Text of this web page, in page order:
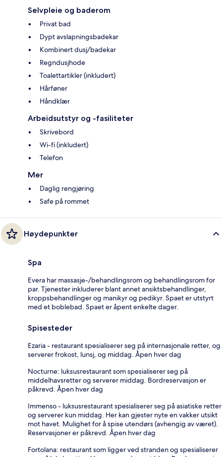
Selvpleie og baderom
Privat bad
Dypt avslapningsbadekar
Kombinert dusj/badekar
Regndusjhode
Toalettartikler (inkludert)
Hårføner
Håndklær
Arbeidsutstyr og -fasiliteter
Skrivebord
Wi-fi (inkludert)
Telefon
Mer
Daglig rengjøring
Safe på rommet
Høydepunkter
Spa
Evera har massasje-/behandlingsrom og behandlingsrom for
par. Tjenester inkluderer blant annet ansiktsbehandlinger,
kroppsbehandlinger og manikyr og pedikyr. Spaet er utstyrt
med et boblebad. Spaet er åpent enkelte dager.
Spisesteder
Ezaria - restaurant spesialiserer seg på internasjonale retter, og
serverer frokost, lunsj, og middag. Åpen hver dag
Nocturne: luksusrestaurant som spesialiserer seg på
middelhavsretter og serverer middag. Bordreservasjon er
påkrevd. Åpen hver dag
Immenso - luksusrestaurant spesialiserer seg på asiatiske retter
og serverer kun middag. Her kan gjester nyte en vakker utsikt
mot havet. Mulighet for å spise utendørs (avhengig av været).
Reservasjoner er påkrevd. Åpen hver dag
Fortolana: restaurant som ligger ved stranden og spesialiserer